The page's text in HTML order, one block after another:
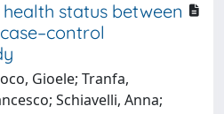
status between
Gioele; Tranfa,
Schiavelli, Anna;